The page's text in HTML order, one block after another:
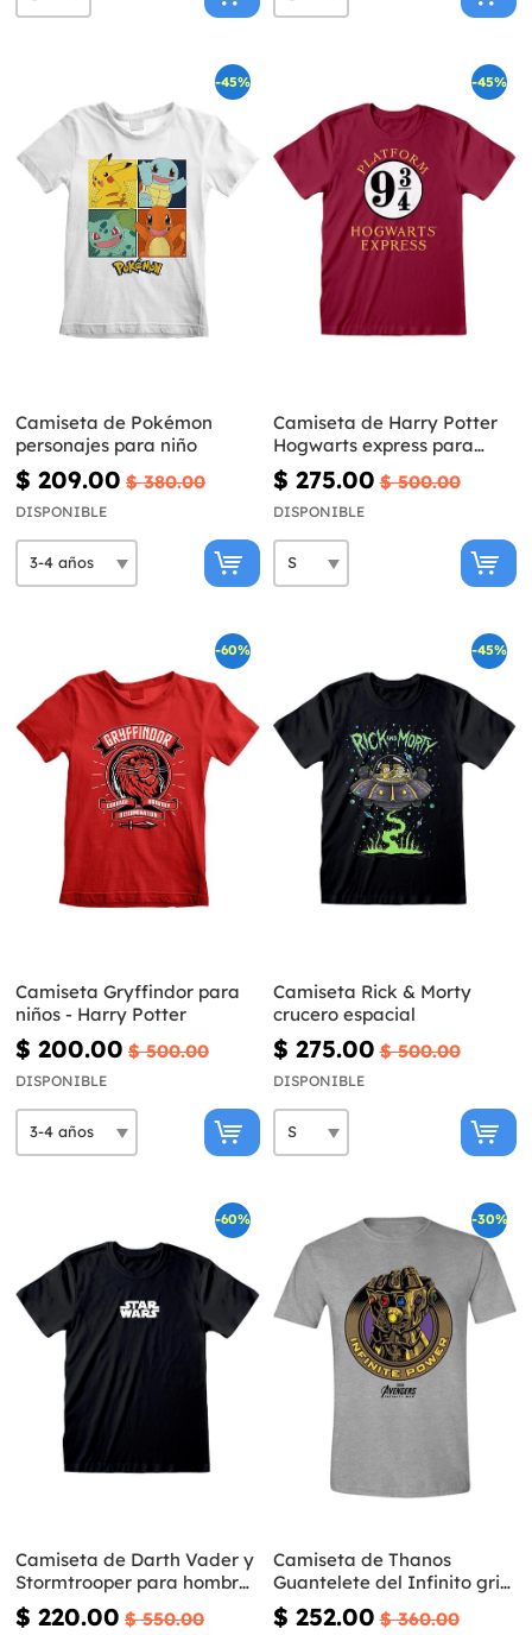
-45%
Camiseta de Pokémon
personajes para niño
$ 209.00 $ 380.00
DISPONIBLE
-45%
Camiseta de Harry Potter
Hogwarts express para
hombre
$ 275.00 $ 500.00
DISPONIBLE
-60%
Camiseta Gryffindor para
niños - Harry Potter
$ 200.00 $ 500.00
DISPONIBLE
-45%
Camiseta Rick & Morty
crucero espacial
$ 275.00 $ 500.00
DISPONIBLE
-60%
Camiseta de Darth Vader y
Stormtrooper para hombre
- Star Wars
$ 220.00 $ 550.00
-30%
Camiseta de Thanos
Guantelete del Infinito gris-
Vengadores Infinity War
$ 252.00 $ 360.00